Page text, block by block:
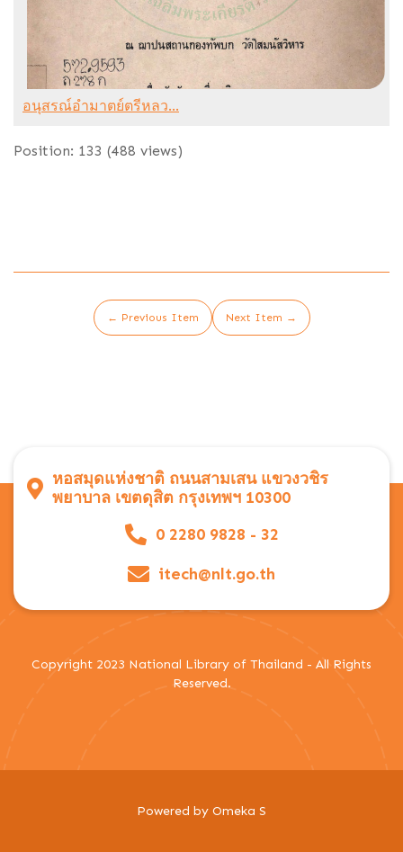
อนุสรณ์อำมาตย์ตรีหลว...
Position: 133 (488 views)
← Previous Item Next Item →
หอสมุดแห่งชาติ ถนนสามเสน แขวงวชิร
พยาบาล เขตดุสิต กรุงเทพฯ 10300
0 2280 9828 - 32
itech@nlt.go.th
Copyright 2023 National Library of Thailand - All Rights
Reserved.
Powered by Omeka S